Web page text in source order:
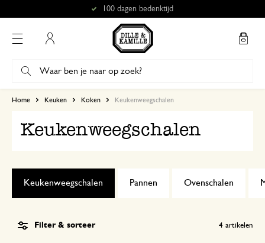
100 dagen bedenktijd
Home Keuken Koken Keukenweegschalen
Keukenweegschalen
Pannen Ovenschalen
Keukenweegschalen
Filter & sorteer 4 artikelen